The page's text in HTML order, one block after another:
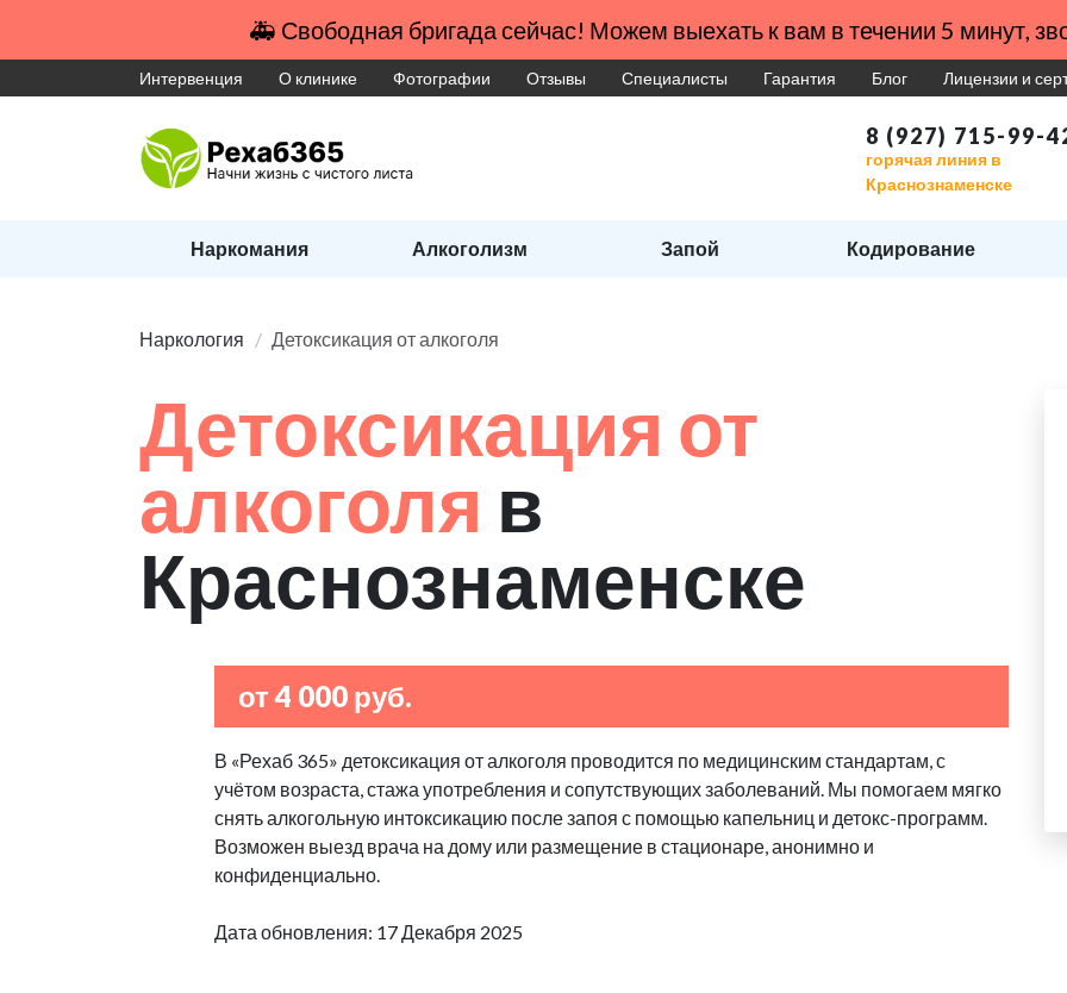
🚑 Свободная бригада сейчас! Можем выехать к вам в течении 5 минут,
Интервенция О клинике Фотографии Отзывы Специалисты Гарантия Блог Лицензии и
8 (927) 715-99-
горячая линия в
Краснознаменске
Наркомания Алкоголизм Запой Кодирование
Наркология Детоксикация от алкоголя
Детоксикация от
алкоголя в
Краснознаменске
от 4 000 руб.
В «Рехаб 365» детоксикация от алкоголя проводится по медицинским стандартам, с
учётом возраста, стажа употребления и сопутствующих заболеваний. Мы помогаем мягко
снять алкогольную интоксикацию после запоя с помощью капельниц и детокс-программ.
Возможен выезд врача на дому или размещение в стационаре, анонимно и
конфиденциально.
Дата обновления: 17 Декабря 2025